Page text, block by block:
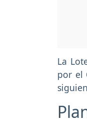
La
por el